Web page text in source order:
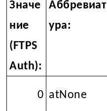
Значе
ние
(FTPS
Auth):
Аббревиат
ура:
0 atNone